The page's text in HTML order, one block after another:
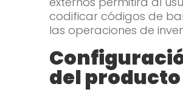
codificar códigos de
las operaciones de
del producto